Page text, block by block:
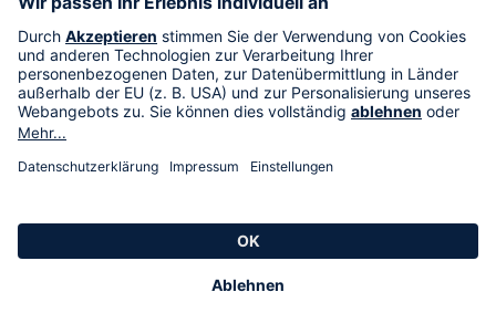
Im TV
HSE International